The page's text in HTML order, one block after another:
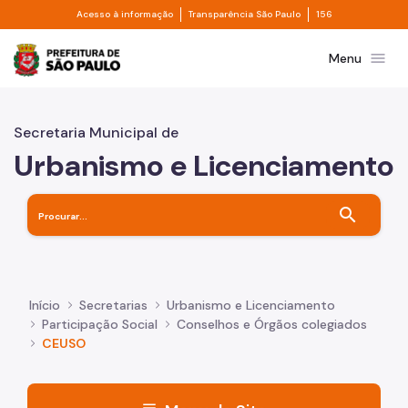
Pular para o Conteúdo principal
Acesso à informação Divisor de acesso à informação
Transparência São Paulo Divisor de
156
Prefeitura de São PauloMenu menu
Secretaria Municipal de
Urbanismo e Licenciamento
search
Início Secretarias
Urbanismo e Licenciamento
Participação Social
Conselhos e Órgãos colegiados
CEUSO